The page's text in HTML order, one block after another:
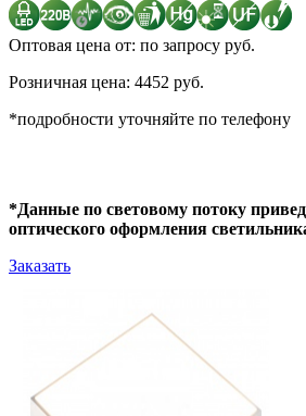
Оптовая цена от: по запросу руб.
Розничная цена: 4452 руб.
*подробности уточняйте по телефону
*Данные по световому потоку
оптического оформления
Заказать